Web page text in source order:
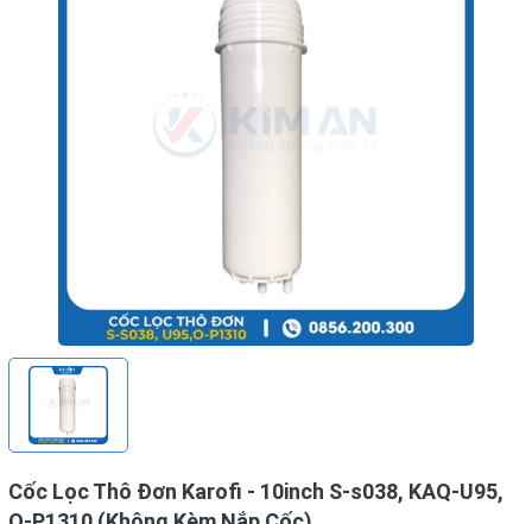
Cốc Lọc Thô Đơn Karofi - 10inch S-s038, KAQ-U95,